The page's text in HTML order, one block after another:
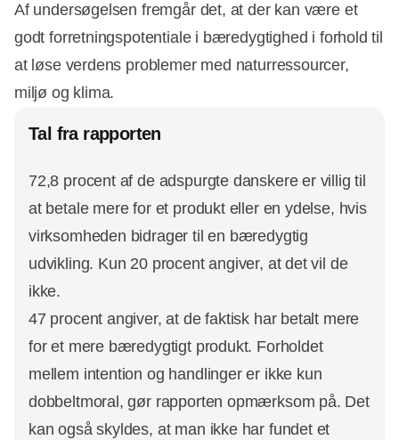
Af undersøgelsen fremgår det, at der kan være et
godt forretningspotentiale i bæredygtighed i forhold til
at løse verdens problemer med naturressourcer,
miljø og klima.
Tal fra rapporten
72,8 procent af de adspurgte danskere er villig til
at betale mere for et produkt eller en ydelse, hvis
virksomheden bidrager til en bæredygtig
udvikling. Kun 20 procent angiver, at det vil de
ikke.
47 procent angiver, at de faktisk har betalt mere
for et mere bæredygtigt produkt. Forholdet
mellem intention og handlinger er ikke kun
dobbeltmoral, gør rapporten opmærksom på. Det
kan også skyldes, at man ikke har fundet et